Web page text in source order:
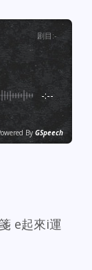
剧目 :-
-:--
By GSpeech
e起來i運